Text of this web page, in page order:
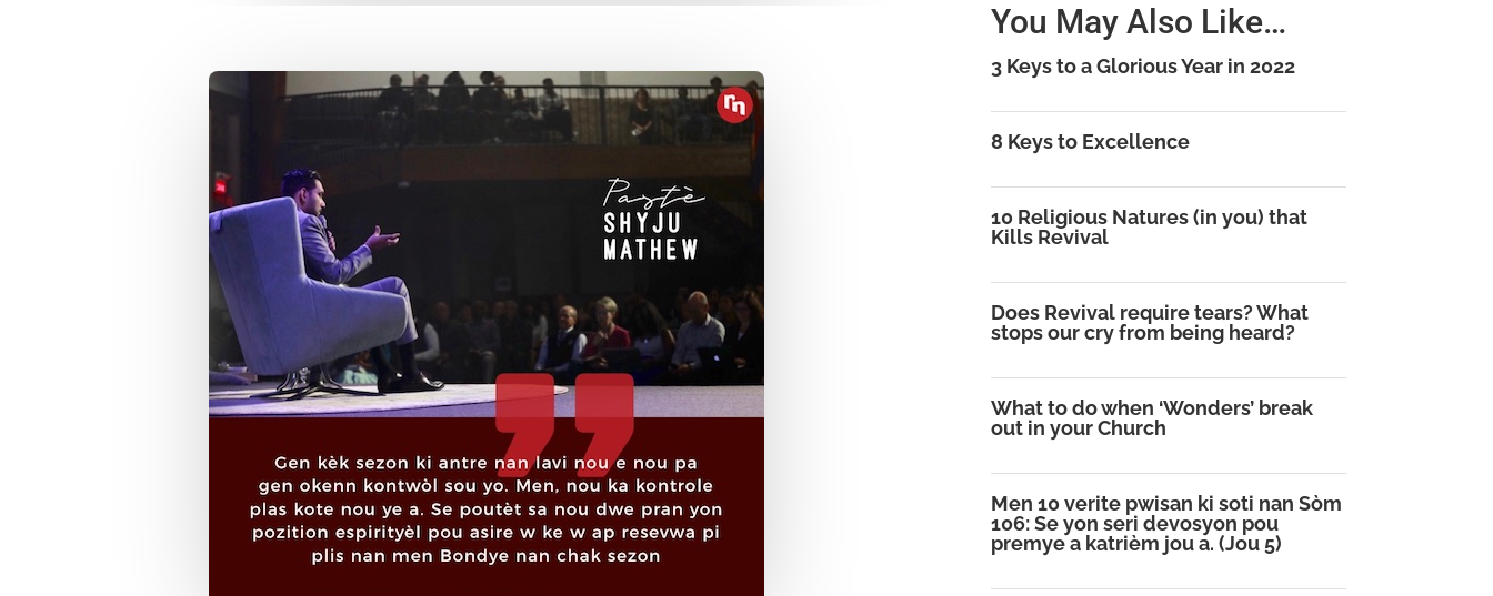
You May Also Like…
3 Keys to a Glorious Year in 2022
8 Keys to Excellence
10 Religious Natures (in you) that
Kills Revival
Does Revival require tears? What
stops our cry from being heard?
What to do when ‘Wonders’ break
out in your Church
Men 10 verite pwisan ki soti nan Sòm
106: Se yon seri devosyon pou
premye a katrièm jou a. (Jou 5)